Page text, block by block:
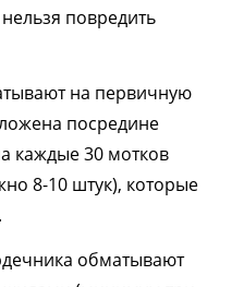
повредить
на первичную
посредине
каждые 30 мотков
8-10 штук), которые
обматывают